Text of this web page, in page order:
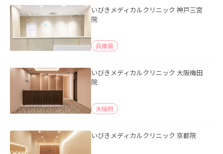
いびきメディカルクリニック 神戸三宮
院
兵庫県
いびきメディカルクリニック 大阪梅田
院
大阪府
いびきメディカルクリニック 京都院